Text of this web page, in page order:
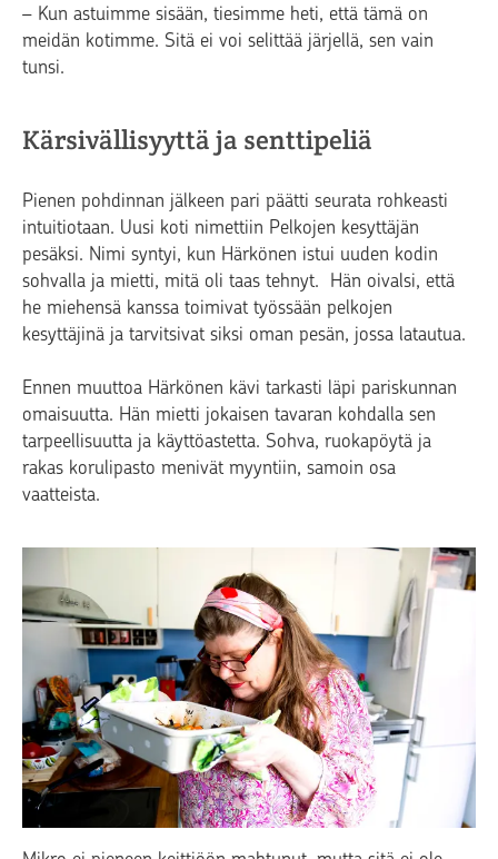
– Kun astuimme sisään, tiesimme heti, että tämä on
meidän kotimme. Sitä ei voi selittää järjellä, sen vain
tunsi.
Kärsivällisyyttä ja senttipeliä
Pienen pohdinnan jälkeen pari päätti seurata rohkeasti
intuitiotaan. Uusi koti nimettiin Pelkojen kesyttäjän
pesäksi. Nimi syntyi, kun Härkönen istui uuden kodin
sohvalla ja mietti, mitä oli taas tehnyt. Hän oivalsi, että
he miehensä kanssa toimivat työssään pelkojen
kesyttäjinä ja tarvitsivat siksi oman pesän, jossa latautua.
Ennen muuttoa Härkönen kävi tarkasti läpi pariskunnan
omaisuutta. Hän mietti jokaisen tavaran kohdalla sen
tarpeellisuutta ja käyttöastetta. Sohva, ruokapöytä ja
rakas korulipasto menivät myyntiin, samoin osa
vaatteista.